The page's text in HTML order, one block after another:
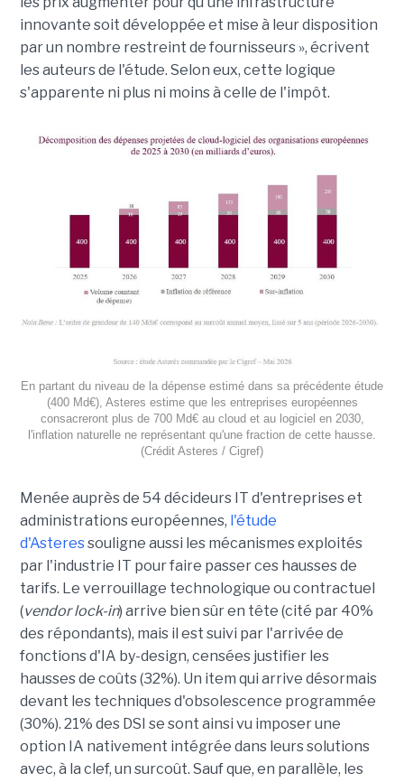
innovante soit développée et mise à leur disposition
par un nombre restreint de fournisseurs », écrivent
les auteurs de l'étude. Selon eux, cette logique
s'apparente ni plus ni moins à celle de l'impôt.
En partant du niveau de la dépense estimé dans sa précédente étude
(400 Md€), Asteres estime que les entreprises européennes
consacreront plus de 700 Md€ au cloud et au logiciel en 2030,
l'inflation naturelle ne représentant qu'une fraction de cette hausse.
(Crédit Asteres / Cigref)
Menée auprès de 54 décideurs IT d'entreprises et
administrations européennes, l'étude
d'Asteressouligne aussi les mécanismes exploités
par l'industrie IT pour faire passer ces hausses de
tarifs. Le verrouillage technologique ou contractuel
(vendor lock-in) arrive bien sûr en tête (cité par 40%
des répondants), mais il est suivi par l'arrivée de
fonctions d'IA by-design, censées justifier les
hausses de coûts (32%). Un item qui arrive désormais
devant les techniques d'obsolescence programmée
(30%). 21% des DSI se sont ainsi vu imposer une
option IA nativement intégrée dans leurs solutions
avec, à la clef, un surcoût. Sauf que, en parallèle, les